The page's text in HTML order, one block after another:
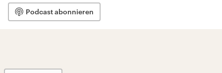
Podcast abonnieren